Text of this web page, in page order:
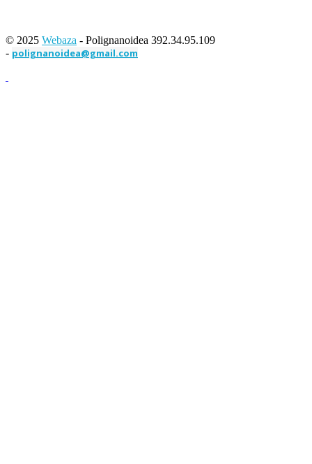
© 2025 Webaza - Polignanoidea 392.34.95.109
- polignanoidea@gmail.com